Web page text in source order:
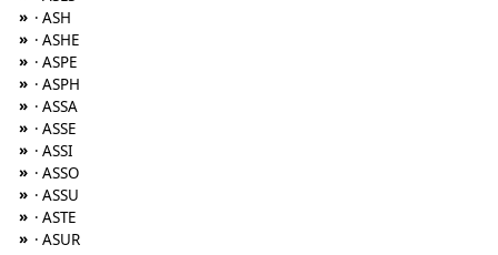
» · ASH
» · ASHE
» · ASPE
» · ASPH
» · ASSA
» · ASSE
» · ASSI
» · ASSO
» · ASSU
» · ASTE
» · ASUR